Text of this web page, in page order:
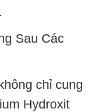
Sau Các
chỉ cung
Hydroxit